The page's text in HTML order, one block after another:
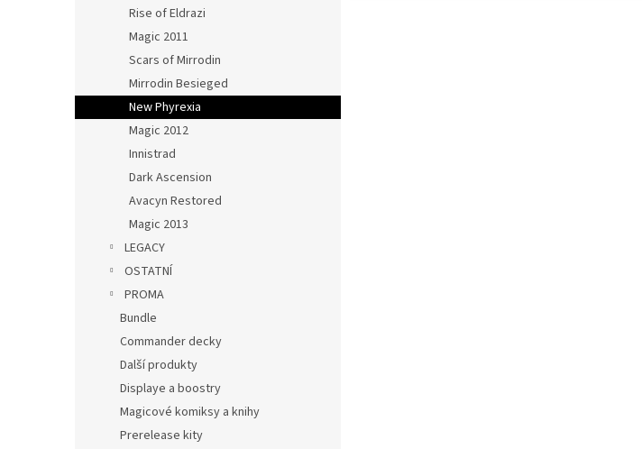
Rise of Eldrazi
Magic 2011
Scars of Mirrodin
Mirrodin Besieged
New Phyrexia
Magic 2012
Innistrad
Dark Ascension
Avacyn Restored
Magic 2013
LEGACY
OSTATNÍ
PROMA
Bundle
Commander decky
Další produkty
Displaye a boostry
Magicové komiksy a knihy
Prerelease kity